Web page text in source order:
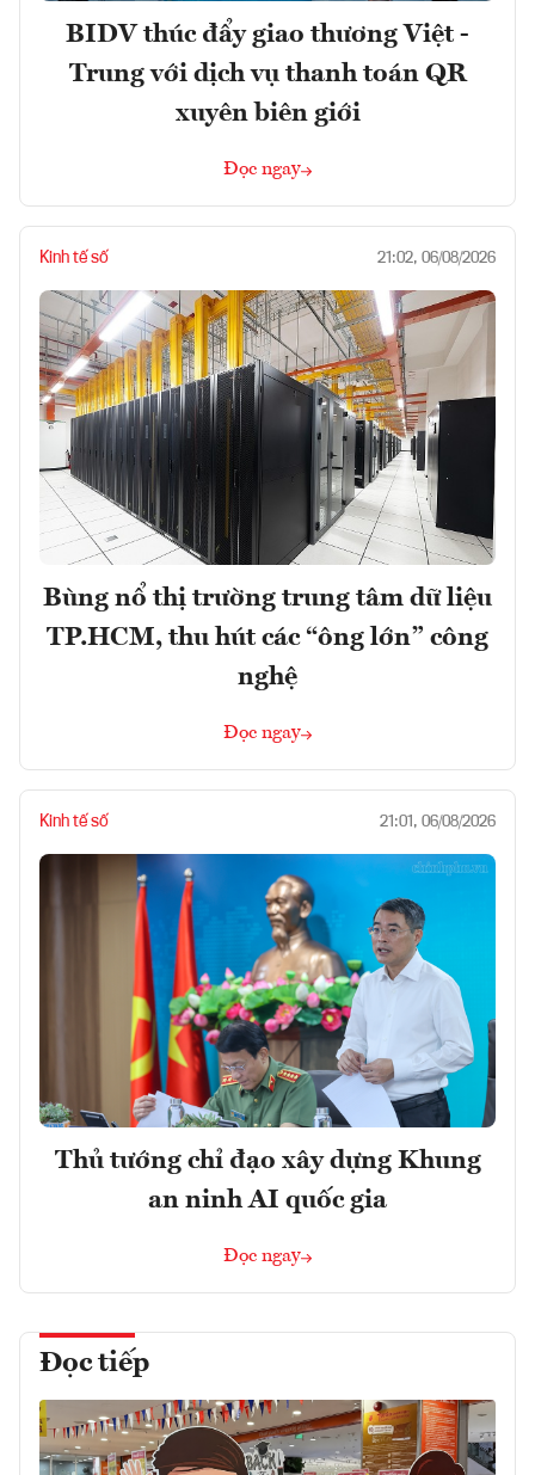
BIDV thúc đẩy giao thương Việt -
Trung với dịch vụ thanh toán QR
xuyên biên giới
Đọc ngay
Kinh tế số 21:02, 06/08/2026
Bùng nổ thị trường trung tâm dữ liệu
TP.HCM, thu hút các “ông lớn” công
nghệ
Đọc ngay
Kinh tế số 21:01, 06/08/2026
Thủ tướng chỉ đạo xây dựng Khung
an ninh AI quốc gia
Đọc ngay
Đọc tiếp